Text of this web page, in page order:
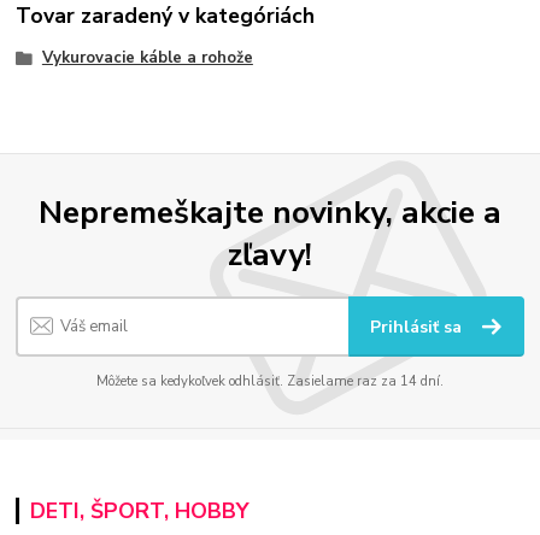
Tovar zaradený v kategóriách
Vykurovacie káble a rohože
Nepremeškajte novinky, akcie a
zľavy!
Prihlásiť sa
Môžete sa kedykoľvek odhlásiť. Zasielame raz za 14 dní.
DETI, ŠPORT, HOBBY